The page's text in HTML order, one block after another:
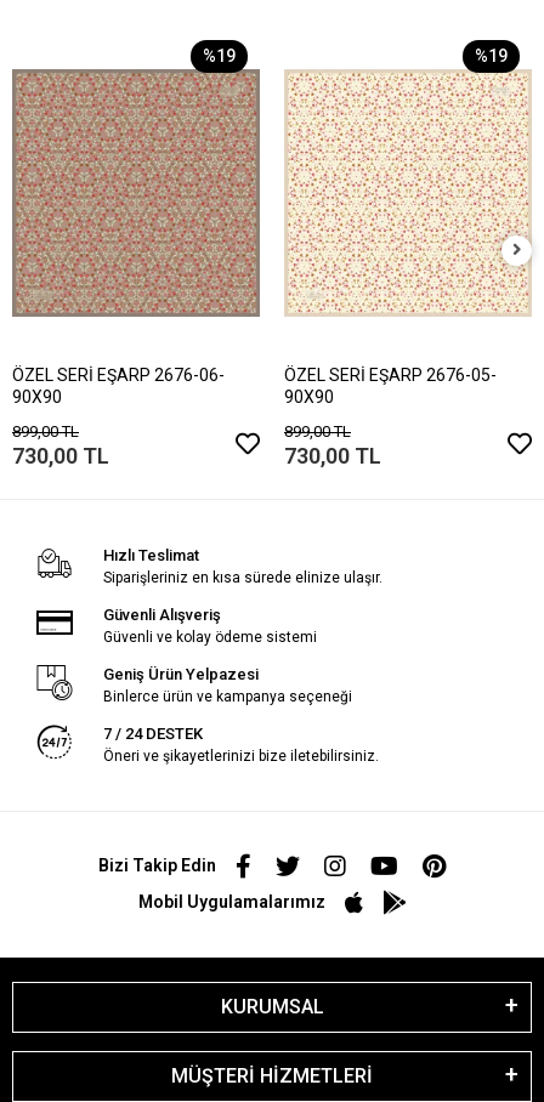
%19
ÖZEL SERİ EŞARP 2676-06-
90X90
899,00 TL
730,00 TL
%19
ÖZEL SERİ EŞARP 2676-05-
90X90
899,00 TL
730,00 TL
Hızlı Teslimat
Siparişleriniz en kısa sürede elinize ulaşır.
Güvenli Alışveriş
Güvenli ve kolay ödeme sistemi
Geniş Ürün Yelpazesi
Binlerce ürün ve kampanya seçeneği
7 / 24 DESTEK
Öneri ve şikayetlerinizi bize iletebilirsiniz.
Bizi Takip Edin
Mobil Uygulamalarımız
KURUMSAL
MÜŞTERİ HİZMETLERİ